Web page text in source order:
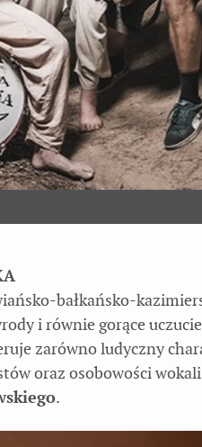
bałkańsko-
i równie gorące
zarówno ludyczny
oraz osobowości
.